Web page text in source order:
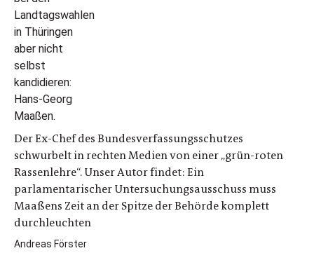
Der Ex-Chef des Bundesverfassungsschutzes
schwurbelt in rechten Medien von einer „grün-roten
Rassenlehre“. Unser Autor findet: Ein
parlamentarischer Untersuchungsausschuss muss
Maaßens Zeit an der Spitze der Behörde komplett
durchleuchten
Andreas Förster